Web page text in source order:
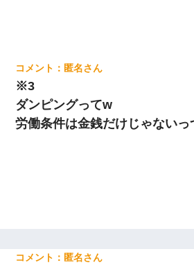
匿名
※3
ダンピングってw
労働条件は金銭だけじゃないっ
匿名